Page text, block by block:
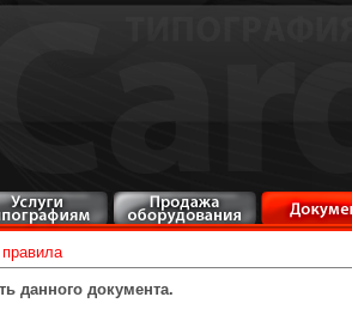
данного документа.